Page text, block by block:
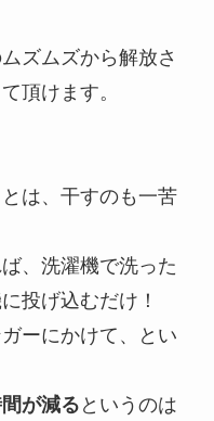
ズムズから解放さ
頂けます。
は、干すのも一苦
、洗濯機で洗った
投げ込むだけ！
ーにかけて、とい
が減るというのは